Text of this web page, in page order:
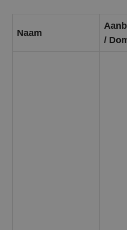
Naam
/